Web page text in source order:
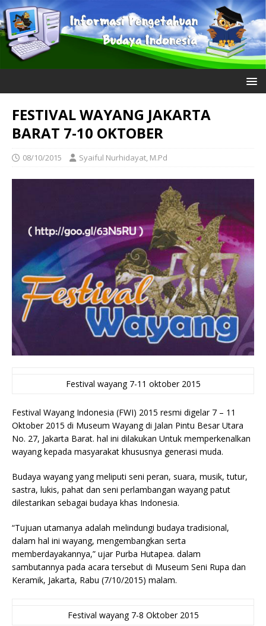
FESTIVAL WAYANG JAKARTA
BARAT 7-10 OKTOBER
08/10/2015 Syaiful Nurhidayat, M.Pd
Festival wayang 7-11 oktober 2015
Festival Wayang Indonesia (FWI) 2015 resmi digelar 7 – 11
Oktober 2015 di Museum Wayang di Jalan Pintu Besar Utara
No. 27, Jakarta Barat. hal ini dilakukan Untuk memperkenalkan
wayang kepada masyarakat khususnya generasi muda.
Budaya wayang yang meliputi seni peran, suara, musik, tutur,
sastra, lukis, pahat dan seni perlambangan wayang patut
dilestarikan sebagai budaya khas Indonesia.
“Tujuan utamanya adalah melindungi budaya tradisional,
dalam hal ini wayang, mengembangkan serta
memberdayakannya,” ujar Purba Hutapea. dalam
sambutannya pada acara tersebut di Museum Seni Rupa dan
Keramik, Jakarta, Rabu (7/10/2015) malam.
Festival wayang 7-8 Oktober 2015